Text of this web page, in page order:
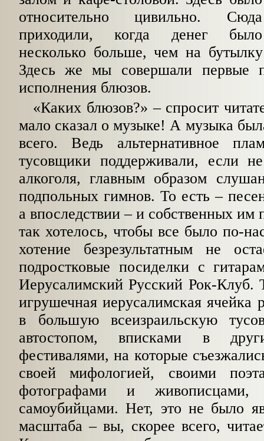
относительно цивильно. Сюда
приходили, когда денег было
несколько больше, чем на
Здесь же мы совершали первые
исполнения блюзов.
«Каких блюзов?»–спросит
мало сказал о музыке! А музыка
всего. Ведь альтернативное
тусовщики поддерживали, если
алкоголя, главным образом
подпольных гимнов. То есть –
а впоследствии – и собственных
так хотелось, чтобы все было по-
хотение безрезультатным не
подростковые посиделки с
Иерусалимский Русский Рок-Клуб.
игрушечная иерусалимская ячейка
в большую всеизраильскую
автостопом, вписками в
фестивалями, на которые
своей мифологией, своими
фотографами и
самоубийцами. Нет, это не было
масштаба – вы, скорее всего,